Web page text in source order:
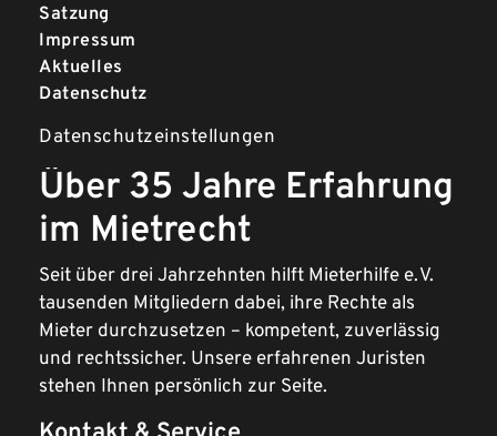
Satzung
Impressum
Aktuelles
Datenschutz
Datenschutzeinstellungen
Über 35 Jahre Erfahrung
im Mietrecht
Seit über drei Jahrzehnten hilft Mieterhilfe e. V.
tausenden Mitgliedern dabei, ihre Rechte als
Mieter durchzusetzen – kompetent, zuverlässig
und rechtssicher. Unsere erfahrenen Juristen
stehen Ihnen persönlich zur Seite.